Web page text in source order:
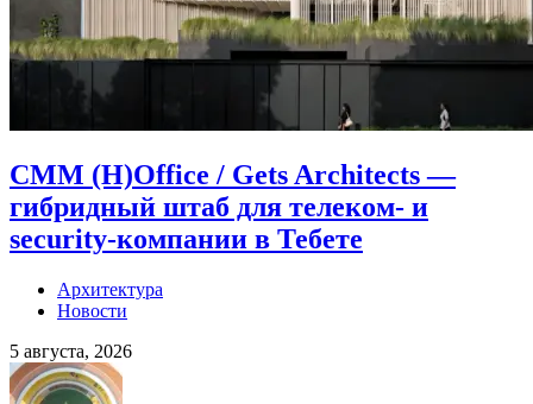
CMM (H)Office / Gets Architects —
гибридный штаб для телеком- и
security-компании в Тебете
Архитектура
Новости
5 августа, 2026